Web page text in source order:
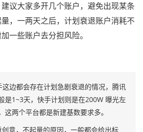
大家多开几个账户，避免出现某条
，一两天之后，计划衰退账户消耗不
一些账户去分担风险。
边都会存在计划急剧衰退的情况，腾讯
是1~3天，快手计划则是在200W 曝光左
这两个平台都是新建基数要求多。
，不起量的原因，一般都会给出标